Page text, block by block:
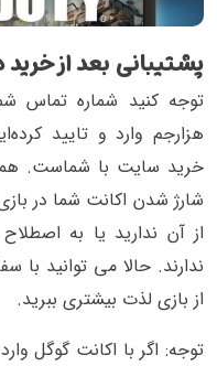
پشتیبانی بعد از خرید
توجه کنید شماره تماس
هزارجم وارد و تایید
خرید سایت با شماست.
شارژ شدن اکانت شما در
ندارند. حالا می توانید
از بازی لذت بیشتری ببرید.
توجه: اگر با اکانت گوگل